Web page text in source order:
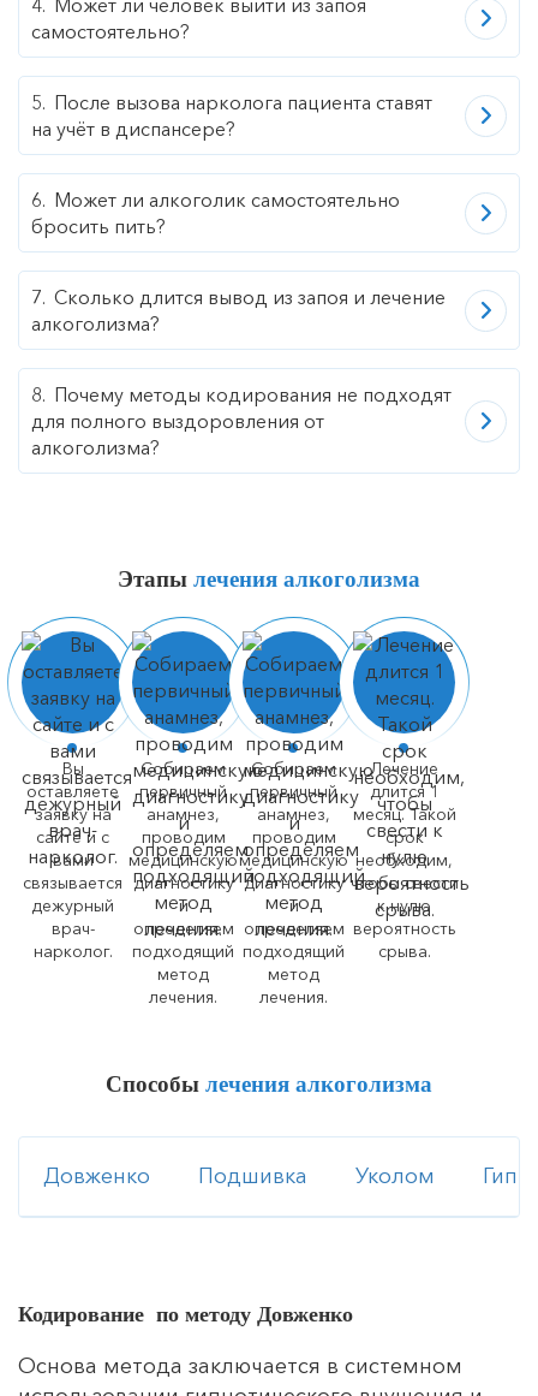
Может ли человек выйти из запоя
самостоятельно?
После вызова нарколога пациента ставят
на учёт в диспансере?
Может ли алкоголик самостоятельно
бросить пить?
Сколько длится вывод из запоя и лечение
алкоголизма?
Почему методы кодирования не подходят
для полного выздоровления от
алкоголизма?
Этапы лечения алкоголизма
Вы
оставляете
заявку на
сайте и с
вами
связывается
дежурный
врач-
нарколог.
Собираем
первичный
анамнез,
проводим
медицинскую
диагностику
и
определяем
подходящий
метод
лечения.
Собираем
первичный
анамнез,
проводим
медицинскую
диагностику
и
определяем
подходящий
метод
лечения.
Лечение
длится 1
месяц. Такой
срок
необходим,
чтобы свести
к нулю
вероятность
срыва.
Способы лечения алкоголизма
Довженко Подшивка Уколом
Кодирование по методу Довженко
Основа метода заключается в системном